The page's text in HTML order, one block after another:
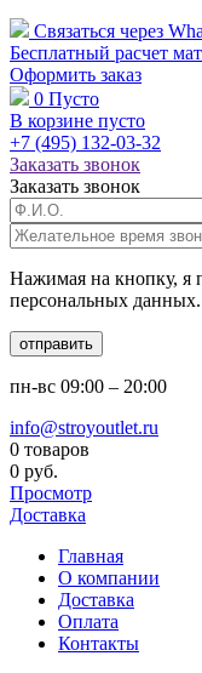
Связаться через
Бесплатный расчет
Оформить заказ
0 Пусто
В корзине пусто
+7 (495) 132-03-32
Заказать звонок
Заказать звонок
Нажимая на кнопку, я
персональных данных.
отправить
пн-вс 09:00 – 20:00
info@stroyoutlet.ru
0 товаров
0 руб.
Просмотр
Доставка
Главная
О компании
Доставка
Оплата
Контакты